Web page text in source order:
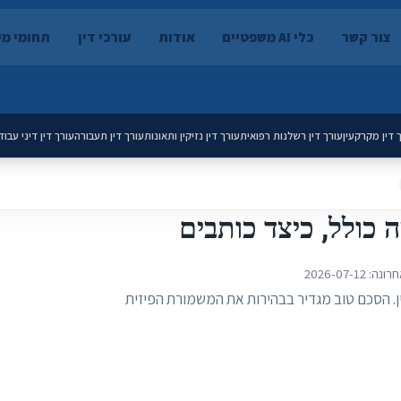
צור קשר כלי AI משפטיים אודות עורכי דין תחומי
דין מקרקעיןעורך דין רשלנות רפואיתעורך דין נזיקין ותאונותעורך דין תעבורהעורך דין דיני
כיצד כותבים
2026-07-12
הסכם טוב מגדיר בבהירות את המשמורת הפיזית